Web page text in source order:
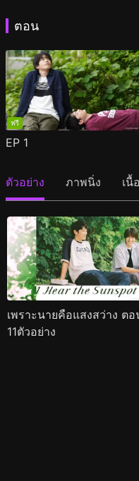
ตอน
ฟรี
EP 1
ตัวอย่าง ภาพนิ่ง เนื้
เพราะนายคือแสงสว่าง ต
11ตัวอย่าง